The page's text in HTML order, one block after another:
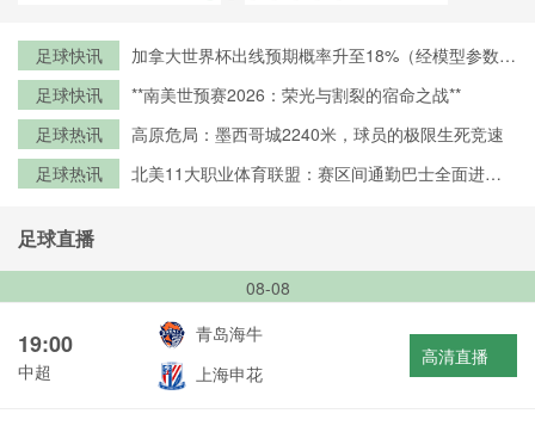
足球快讯
加拿大世界杯出线预期概率升至18%（经模型参数修
足球快讯
**南美世预赛2026：荣光与割裂的宿命之战**
足球热讯
高原危局：墨西哥城2240米，球员的极限生死竞速
足球热讯
北美11大职业体育联盟：赛区间通勤巴士全面进入
足球直播
08-08
19:00
中超
青岛海牛
上海申花
高清直播